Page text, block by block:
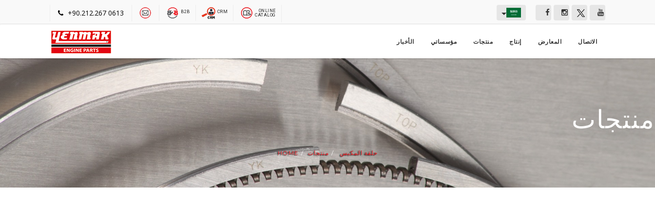
+90.212.267 0613 B2B CRM
ONLINE
CATALOG
الأخبار مؤسساتي منتجات إنتاج المعارض الاتصال
منتجات
HOME منتجات حلقة المكبس